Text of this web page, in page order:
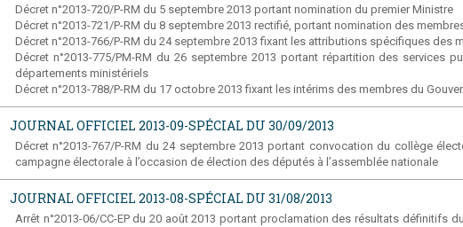
Décret n°2013-720/P-RM du 5 septembre 2013 portant nomination du premier Ministre
Décret n°2013-721/P-RM du 8 septembre 2013 rectifié, portant nomination des
Décret n°2013-766/P-RM du 24 septembre 2013 fixant les attributions spécifiques des
Décret n°2013-775/PM-RM du 26 septembre 2013 portant répartition des services
départements ministériels
Décret n°2013-788/P-RM du 17 octobre 2013 fixant les intérims des membres du
JOURNAL OFFICIEL 2013-09-SPÉCIAL DU 30/09/2013
Décret n°2013-767/P-RM du 24 septembre 2013 portant convocation du collège
campagne électorale à l’occasion de élection des députés à l’assemblée nationale
JOURNAL OFFICIEL 2013-08-SPÉCIAL DU 31/08/2013
Arrêt n°2013-06/CC-EP du 20 août 2013 portant proclamation des résultats définitifs